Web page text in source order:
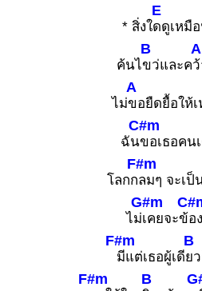
* สิ่งใ
E
ดดูเหมื
ค้นไ
B
ขว่และค
A
ไม่
A
ขอยืดยื้อให้
ฉัน
C#m
ขอเธอคน
โลกก
F#m
ลมๆ จะเป็
ไม่
G#m
เคยจะข้อ
F#m
มีแต่เธอผู้เดี
B
ย
F#m B